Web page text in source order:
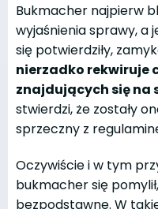
Bukmacher najpierw
wyjaśnienia sprawy, a
się potwierdziły,
nierzadko rekwiruje
znajdujących się na
stwierdzi, że zostały
sprzeczny z
Oczywiście i w tym
bukmacher się
bezpodstawne. W